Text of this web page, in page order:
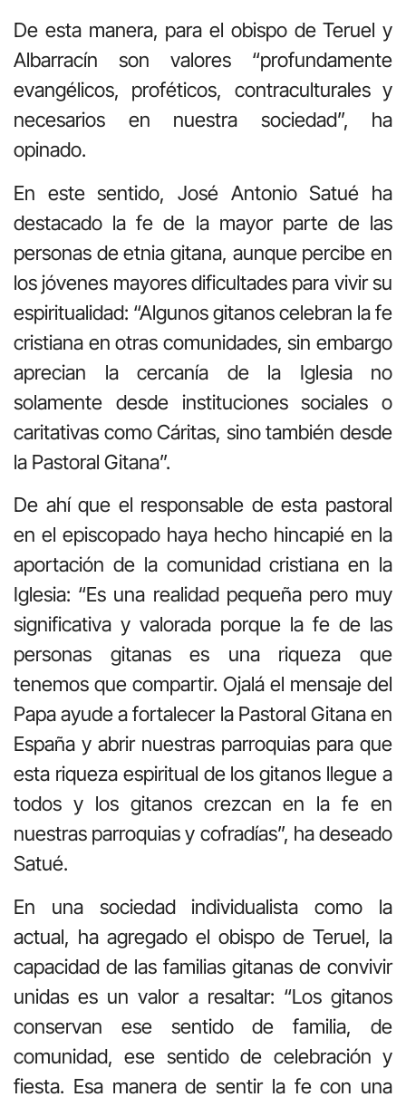
De esta manera, para el obispo de Teruel y
Albarracín son valores “profundamente
evangélicos, proféticos, contraculturales y
necesarios en nuestra sociedad”, ha
opinado.
En este sentido, José Antonio Satué ha
destacado la fe de la mayor parte de las
personas de etnia gitana, aunque percibe en
los jóvenes mayores dificultades para vivir su
espiritualidad: “Algunos gitanos celebran la fe
cristiana en otras comunidades, sin embargo
aprecian la cercanía de la Iglesia no
solamente desde instituciones sociales o
caritativas como Cáritas, sino también desde
la Pastoral Gitana”.
De ahí que el responsable de esta pastoral
en el episcopado haya hecho hincapié en la
aportación de la comunidad cristiana en la
Iglesia: “Es una realidad pequeña pero muy
significativa y valorada porque la fe de las
personas gitanas es una riqueza que
tenemos que compartir. Ojalá el mensaje del
Papa ayude a fortalecer la Pastoral Gitana en
España y abrir nuestras parroquias para que
esta riqueza espiritual de los gitanos llegue a
todos y los gitanos crezcan en la fe en
nuestras parroquias y cofradías”, ha deseado
Satué.
En una sociedad individualista como la
actual, ha agregado el obispo de Teruel, la
capacidad de las familias gitanas de convivir
unidas es un valor a resaltar: “Los gitanos
conservan ese sentido de familia, de
comunidad, ese sentido de celebración y
fiesta. Esa manera de sentir la fe con una